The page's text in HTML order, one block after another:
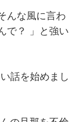
んな風に言わ
で？ 」と強い
話を始めまし